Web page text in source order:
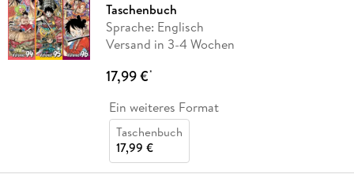
Taschenbuch
Sprache: Englisch
Versand in 3-4 Wochen
17,99 €*
Ein weiteres Format
Taschenbuch
17,99 €